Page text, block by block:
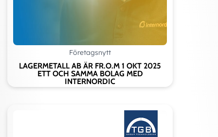
Företagsnytt
LAGERMETALL AB ÄR FR.O.M 1 OKT 2025
ETT OCH SAMMA BOLAG MED
INTERNORDIC